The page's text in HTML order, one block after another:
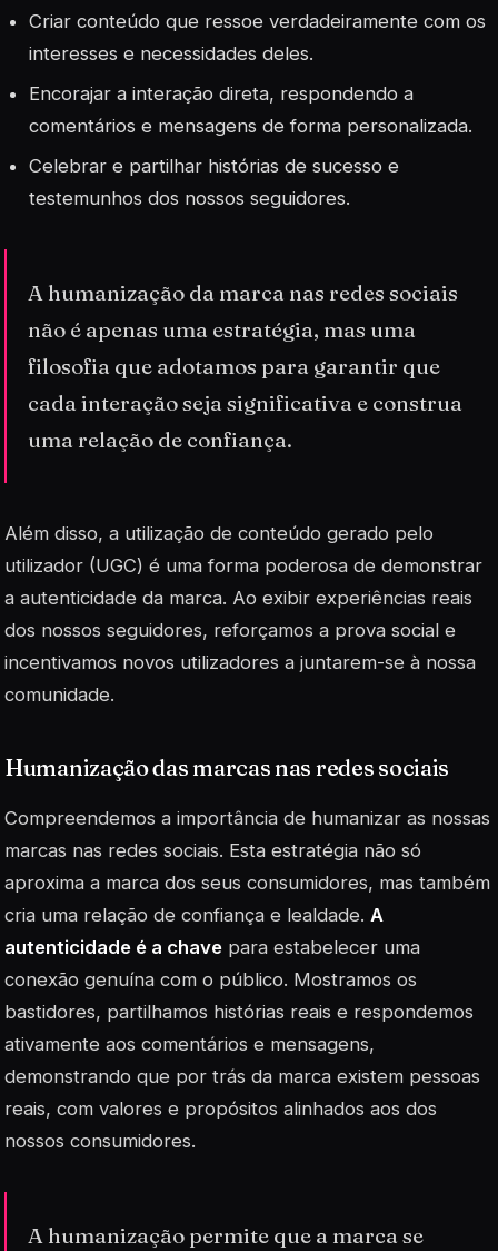
Criar conteúdo que ressoe verdadeiramente com os
interesses e necessidades deles.
Encorajar a interação direta, respondendo a
comentários e mensagens de forma personalizada.
Celebrar e partilhar histórias de sucesso e
testemunhos dos nossos seguidores.
A humanização da marca nas redes sociais
não é apenas uma estratégia, mas uma
filosofia que adotamos para garantir que
cada interação seja significativa e construa
uma relação de confiança.
Além disso, a utilização de conteúdo gerado pelo
utilizador (UGC) é uma forma poderosa de demonstrar
a autenticidade da marca. Ao exibir experiências reais
dos nossos seguidores, reforçamos a prova social e
incentivamos novos utilizadores a juntarem-se à nossa
comunidade.
Humanização das marcas nas redes sociais
Compreendemos a importância de humanizar as nossas
marcas nas redes sociais. Esta estratégia não só
aproxima a marca dos seus consumidores, mas também
cria uma relação de confiança e lealdade. A
autenticidade é a chave para estabelecer uma
conexão genuína com o público. Mostramos os
bastidores, partilhamos histórias reais e respondemos
ativamente aos comentários e mensagens,
demonstrando que por trás da marca existem pessoas
reais, com valores e propósitos alinhados aos dos
nossos consumidores.
A humanização permite que a marca se